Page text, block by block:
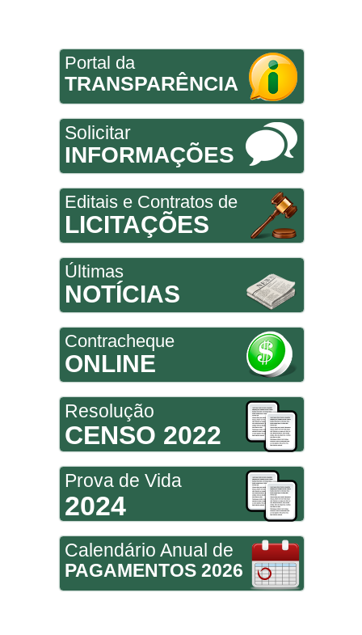
Portal da
TRANSPARÊNCIA
Solicitar
INFORMAÇÕES
Editais e Contratos de
LICITAÇÕES
Últimas
NOTÍCIAS
Contracheque
ONLINE
Resolução
CENSO 2022
Prova de Vida
2024
Calendário Anual de
PAGAMENTOS 2026